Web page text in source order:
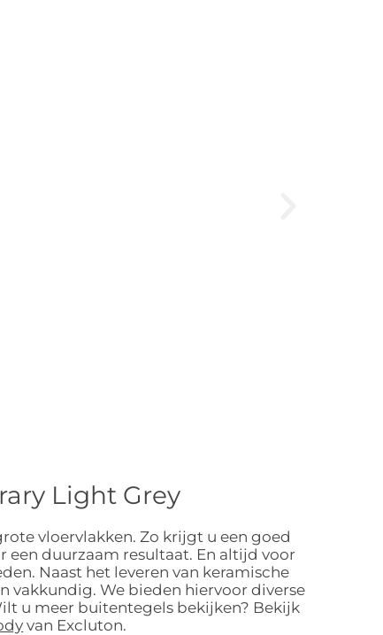
Light Grey
vloervlakken. Zo krijgt u een goed
een duurzaam resultaat. En altijd voor
Naast het leveren van keramische
vakkundig. We bieden hiervoor diverse
u meer buitentegels bekijken? Bekijk
van Excluton.